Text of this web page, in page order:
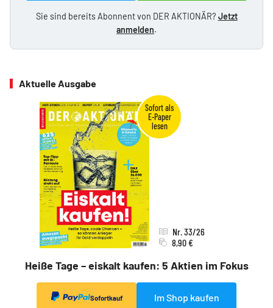
Sie sind bereits Abonnent von DER AKTIONÄR? Jetzt
anmelden.
Aktuelle Ausgabe
Heiße Tage – eiskalt kaufen: 5 Aktien im Fokus
Nr. 33/26
8,90 €
Sofortkauf Im Shop kaufen